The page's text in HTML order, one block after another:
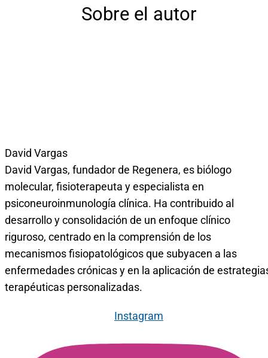
Sobre el autor
David Vargas
David Vargas, fundador de Regenera, es biólogo
molecular, fisioterapeuta y especialista en
psiconeuroinmunología clínica. Ha contribuido al
desarrollo y consolidación de un enfoque clínico
riguroso, centrado en la comprensión de los
mecanismos fisiopatológicos que subyacen a las
enfermedades crónicas y en la aplicación de
terapéuticas personalizadas.
Instagram